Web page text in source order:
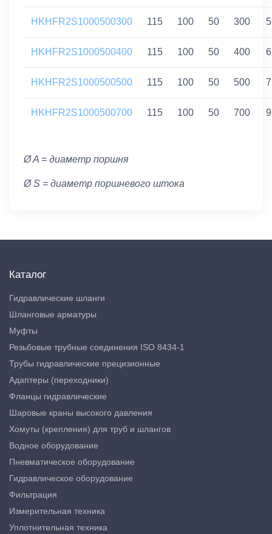
HKHFR2S1000500300 115 100 50 300
HKHFR2S1000500400 115 100 50 400
HKHFR2S1000500500 115 100 50 500
HKHFR2S1000500700 115 100 50 700
Ø A = диаметр поршня
Ø S = диаметр поршневого штока
Каталог
Гидравлические шланги
Шланговые арматуры
Муфты
Резьбовые трубные соединения ISO 8434-1
Трубы гидравлические прецизионные
Адаптеры (переходники)
Фланцы гидравлические
Шаровые краны высокого давления
Хомуты (крепления) для труб и шлангов
Водное оборудование
Пневматическое оборудование
Гидравлическое оборудование
Фильтрация
Измерительная техника
Уплотнительная техника